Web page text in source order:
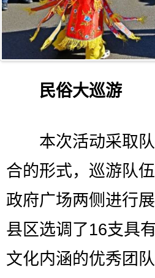
民俗大巡游
本次活动采取队
合的形式，巡游队
政府广场两侧进行
县区选调了16支具
文化内涵的优秀团